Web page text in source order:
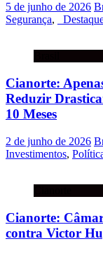
5 de junho de 2026
Segurança,
Cianorte:
Reduzir
10 Meses
2 de junho de 2026
Investimentos,
Cianorte:
contra Victor